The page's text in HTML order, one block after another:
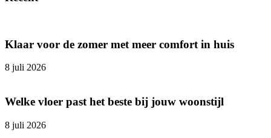
Klaar voor de zomer met meer comfort in huis
8 juli 2026
Welke vloer past het beste bij jouw woonstijl
8 juli 2026